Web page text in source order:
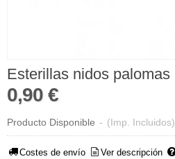
Esterillas nidos palomas
0,90 €
Producto Disponible - (Imp. Incluidos)
Costes de envío Ver descripción